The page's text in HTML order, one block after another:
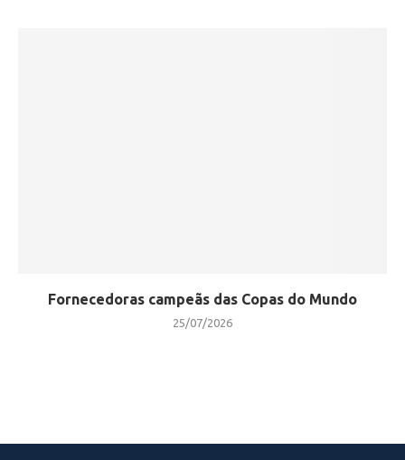
Fornecedoras campeãs das Copas do Mundo
25/07/2026